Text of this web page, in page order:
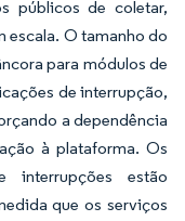
públicos de coletar,
escala. O tamanho do
para módulos de
de interrupção,
a dependência
à plataforma. Os
interrupções estão
que os serviços